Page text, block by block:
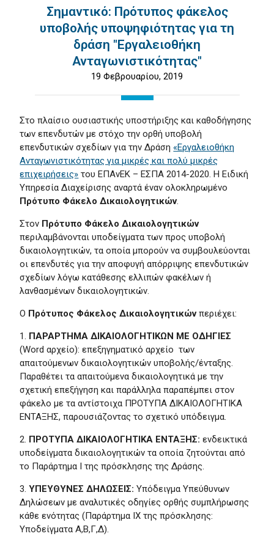
Σημαντικό: Πρότυπος φάκελος
υποβολής υποψηφιότητας για τη
δράση "Εργαλειοθήκη
Ανταγωνιστικότητας"
19 Φεβρουαρίου, 2019
Στο πλαίσιο ουσιαστικής υποστήριξης και καθοδήγησης
των επενδυτών με στόχο την ορθή υποβολή
επενδυτικών σχεδίων για την Δράση «Εργαλειοθήκη
Ανταγωνιστικότητας για μικρές και πολύ μικρές
επιχειρήσεις» του ΕΠΑνΕΚ – ΕΣΠΑ 2014-2020. Η Ειδική
Υπηρεσία Διαχείρισης αναρτά έναν ολοκληρωμένο
Πρότυπο Φάκελο Δικαιολογητικών.
Στον Πρότυπο Φάκελο Δικαιολογητικών
περιλαμβάνονται υποδείγματα των προς υποβολή
δικαιολογητικών, τα οποία μπορούν να συμβουλεύονται
οι επενδυτές για την αποφυγή απόρριψης επενδυτικών
σχεδίων λόγω κατάθεσης ελλιπών φακέλων ή
λανθασμένων δικαιολογητικών.
Ο Πρότυπος Φάκελος Δικαιολογητικώνπεριέχει:
1. ΠΑΡΑΡΤΗΜΑ ΔΙΚΑΙΟΛΟΓΗΤΙΚΩΝ ΜΕ ΟΔΗΓΙΕΣ
(Word αρχείο): επεξηγηματικό αρχείο των
απαιτούμενων δικαιολογητικών υποβολής/ένταξης.
Παραθέτει τα απαιτούμενα δικαιολογητικά με την
σχετική επεξήγηση και παράλληλα παραπέμπει στον
φάκελο με τα αντίστοιχα ΠΡΟΤΥΠΑ ΔΙΚΑΙΟΛΟΓΗΤΙΚΑ
ΕΝΤΑΞΗΣ, παρουσιάζοντας το σχετικό υπόδειγμα.
2. ΠΡΟΤΥΠΑ ΔΙΚΑΙΟΛΟΓΗΤΙΚΑ ΕΝΤΑΞΗΣ: ενδεικτικά
υποδείγματα δικαιολογητικών τα οποία ζητούνται από
το Παράρτημα Ι της πρόσκλησης της Δράσης.
3. ΥΠΕΥΘΥΝΕΣ ΔΗΛΩΣΕΙΣ: Υπόδειγμα Υπεύθυνων
Δηλώσεων με αναλυτικές οδηγίες ορθής συμπλήρωσης
κάθε ενότητας (Παράρτημα ΙΧ της πρόσκλησης:
Υποδείγματα Α,Β,Γ,Δ).